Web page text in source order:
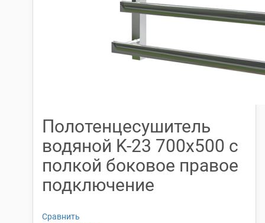
Полотенцесушитель
водяной K-23 700х500 с
полкой боковое правое
подключение
Сравнить